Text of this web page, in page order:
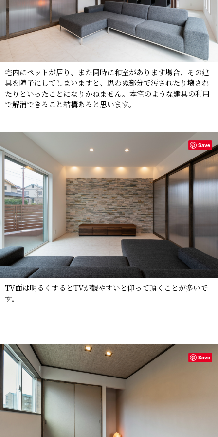
宅内にペットが居り、また同時に和室があります場合、その建
具を障子にしてしまいますと、思わぬ部分で汚されたり壊され
たりといったことになりかねません。本宅のような建具の利用
で解消できること結構あると思います。
TV面は明るくするとTVが観やすいと仰って頂くことが多いで
す。
Save
Save